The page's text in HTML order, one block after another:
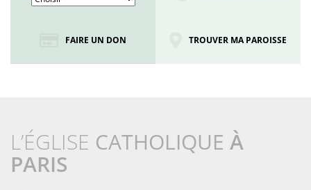
FAIRE UN DON TROUVER MA PAROISSE
L’ÉGLISE CATHOLIQUE À
PARIS